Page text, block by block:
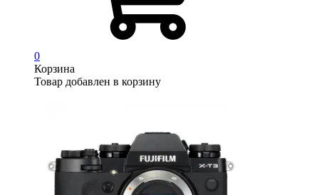
0
Корзина
Товар добавлен в корзину